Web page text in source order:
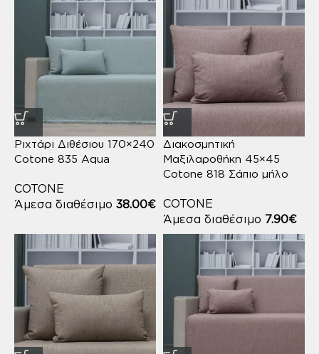
Ριχτάρι Διθέσιου 170×240
Cotone 835 Aqua
COTONE
Άμεσα διαθέσιμο 38.00€
Διακοσμητική
Μαξιλαροθήκη 45×45
Cotone 818 Σάπιο μήλο
COTONE
Άμεσα διαθέσιμο 7.90€